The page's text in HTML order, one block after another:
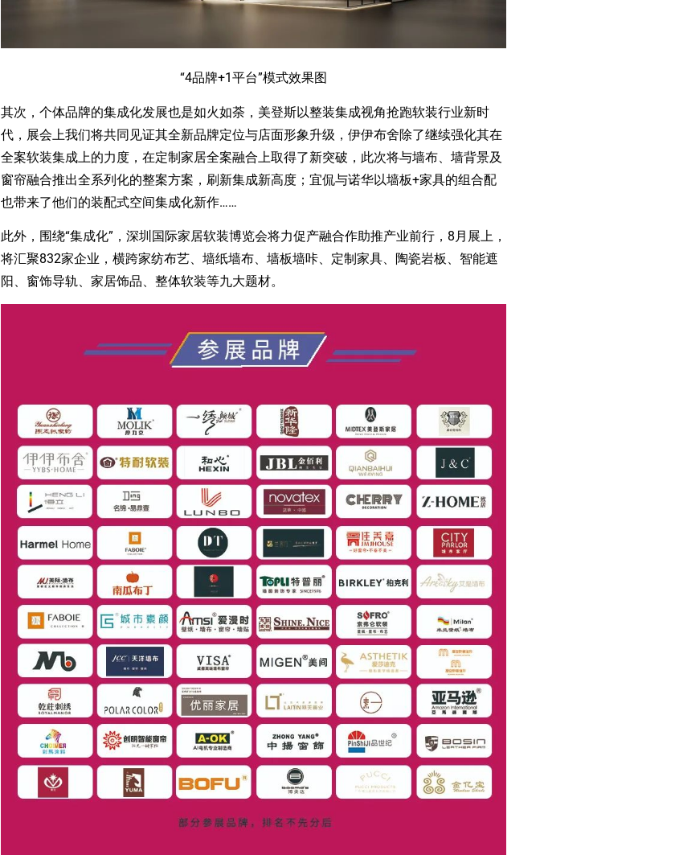
“4品牌+1平台”模式效果图
其次，个体品牌的集成化发展也是如火如荼，美登斯以整装集成视角抢跑软装行业新时
代，展会上我们将共同见证其全新品牌定位与店面形象升级，伊伊布舍除了继续强化其在
全案软装集成上的力度，在定制家居全案融合上取得了新突破，此次将与墙布、墙背景及
窗帘融合推出全系列化的整案方案，刷新集成新高度；宜侃与诺华以墙板+家具的组合配
也带来了他们的装配式空间集成化新作……
此外，围绕“集成化”，深圳国际家居软装博览会将力促产融合作助推产业前行，8月展上，
将汇聚832家企业，横跨家纺布艺、墙纸墙布、墙板墙咔、定制家具、陶瓷岩板、智能遮
阳、窗饰导轨、家居饰品、整体软装等九大题材。